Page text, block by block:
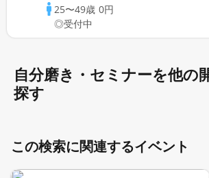
25〜49歳0円
◎受付中
自分磨き・セミナーを他の
探す
この検索に関連するイベント